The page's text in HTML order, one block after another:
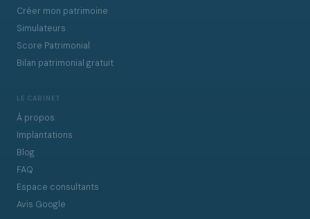
Créer mon patrimoine
Simulateurs
Score Patrimonial
Bilan patrimonial gratuit
LE CABINET
À propos
Implantations
Blog
FAQ
Espace consultants
Avis Google